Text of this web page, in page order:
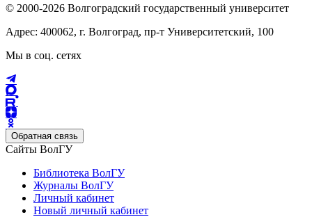
© 2000-2026 Волгоградский государственный университет
Адрес: 400062, г. Волгоград, пр-т Университетский, 100
Мы в соц. сетях
Обратная связь
Сайты ВолГУ
Библиотека ВолГУ
Журналы ВолГУ
Личный кабинет
Новый личный кабинет